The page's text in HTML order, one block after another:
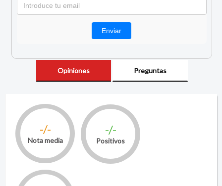
Opiniones Preguntas
-/-
Nota media
-/-
Positivos